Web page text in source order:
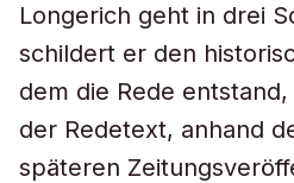
Longerich geht in drei
schildert er den
dem die Rede
der Redetext, anhand
späteren